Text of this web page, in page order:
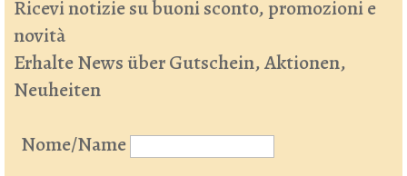
Ricevi notizie su buoni sconto, promozioni e
novità
Erhalte News über Gutschein, Aktionen,
Neuheiten
Nome/Name